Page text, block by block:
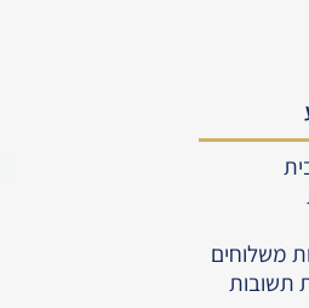
משלוחים
תשובות